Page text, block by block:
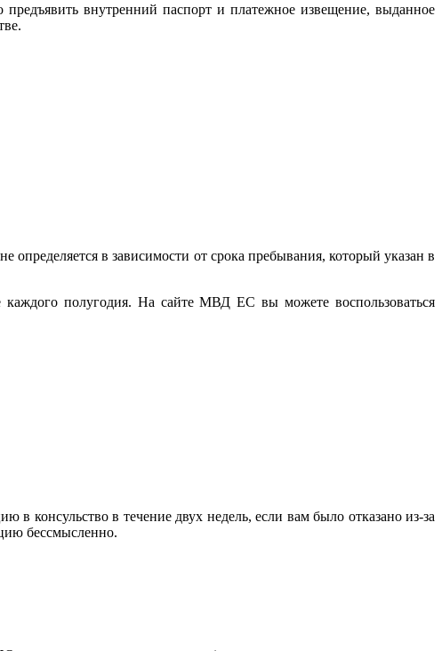
внутренний паспорт и платежное извещение, выданное
определяется в зависимости от срока пребывания, который указан в
полугодия. На сайте МВД ЕС вы можете воспользоваться
в консульство в течение двух недель, если вам было отказано из-за
бессмысленно.